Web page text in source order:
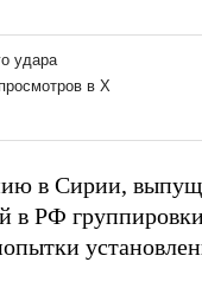
в Сирии,
в РФ